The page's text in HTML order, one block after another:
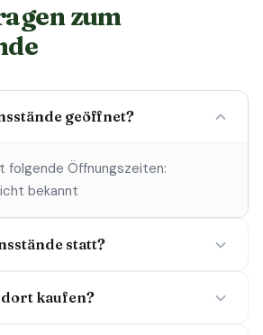
zum
geöffnet?
folgende Öffnungszeiten:
bekannt
statt?
kaufen?